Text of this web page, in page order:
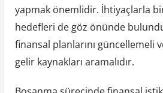
yapmak önemlidir. İhtiyaçlarla
hedefleri de göz önünde
finansal planlarını güncellemeli
gelir kaynakları aramalıdır.